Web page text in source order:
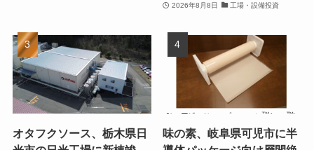
2026年8月8日 工場・設備投資
オタフクソース、栃木県日
味の素、岐阜県可児市に半